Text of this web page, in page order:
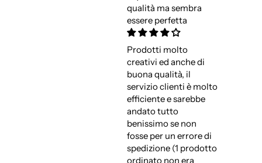
qualità ma sembra
essere perfetta
Prodotti molto
creativi ed anche di
buona qualità, il
servizio clienti è molto
efficiente e sarebbe
andato tutto
benissimo se non
fosse per un errore di
spedizione (1 prodotto
ordinato non era